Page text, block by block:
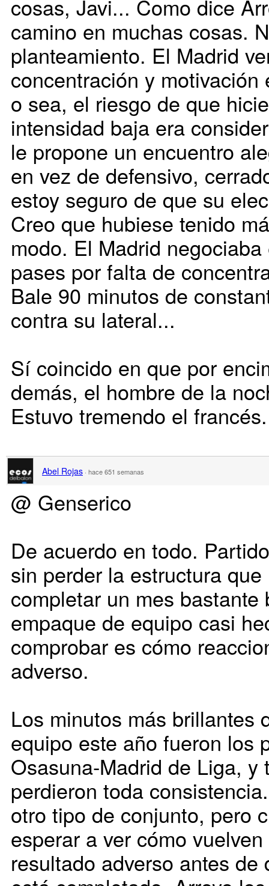
cosas, Javi... Como dice
camino en muchas cosas.
planteamiento. El Madrid
concentración y
o sea, el riesgo de que
intensidad baja era
le propone un encuentro
en vez de defensivo,
estoy seguro de que su
Creo que hubiese tenido
modo. El Madrid
pases por falta de
Bale 90 minutos de
contra su lateral...
Sí coincido en que por
demás, el hombre de la
Estuvo tremendo el francés.
Abel Rojas · hace 651 semanas
@ Genserico
De acuerdo en todo.
sin perder la estructura
completar un mes
empaque de equipo casi
comprobar es cómo
adverso.
Los minutos más brillantes
equipo este año fueron los
Osasuna-Madrid de Liga, y
perdieron toda
otro tipo de conjunto, pero
esperar a ver cómo
resultado adverso antes